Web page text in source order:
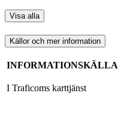
Visa alla
Källor och mer information
INFORMATIONSKÄLLA
I Traficoms karttjänst